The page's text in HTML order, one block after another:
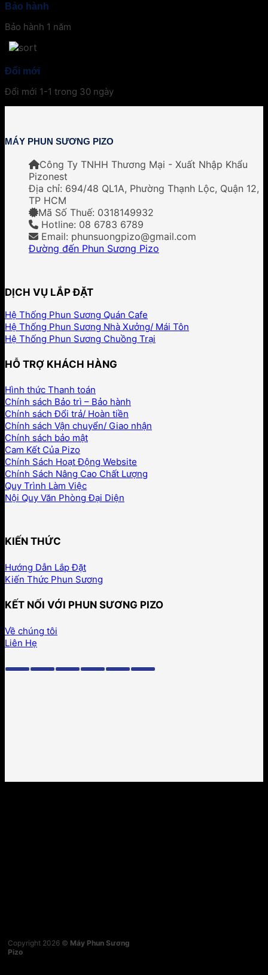
Bảo hành
Bảo hành 1 năm
Đổi mới
Đổi mới 1-1 trong 30 ngày
MÁY PHUN SƯƠNG PIZO
Công Ty TNHH Thương Mại - Xuất Nhập Khẩu
Pizonest
Địa chỉ: 694/48 QL1A, Phường Thạnh Lộc, Quận 12,
TP HCM
Mã Số Thuế: 0318149932
Hotline: 08 6783 6789
Email: phunsuongpizo@gmail.com
Đường đến Phun Sương Pizo
DỊCH VỤ LẮP ĐẶT
Hệ Thống Phun Sương Quán Cafe
Hệ Thống Phun Sương Nhà Xưởng/ Mái Tôn
Hệ Thống Phun Sương Chuồng Trại
HỖ TRỢ KHÁCH HÀNG
Hình thức Thanh toán
Chính sách Bảo trì – Bảo hành
Chính sách Đổi trả/ Hoàn tiền
Chính sách Vận chuyển/ Giao nhận
Chính sách bảo mật
Cam Kết Của Pizo
Chính Sách Hoạt Động Website
Chính Sách Nâng Cao Chất Lượng
Quy Trình Làm Việc
Nội Quy Văn Phòng Đại Diện
KIẾN THỨC
Hướng Dẫn Lắp Đặt
Kiến Thức Phun Sương
KẾT NỐI VỚI PHUN SƯƠNG PIZO
Về chúng tôi
Liên Hẹ
Copyright 2026 © Máy Phun Sương
Pizo